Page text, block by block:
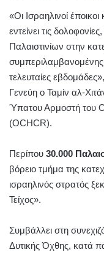
«Οι Ισραηλινοί
εντείνει τις
Παλαιστινίων στην
συμπεριλαμβανομένης
τελευταίες
Γενεύη ο Ταμίν αλ-
Ύπατου Αρμοστή του
(OCHCR).
Περίπου 30.000
βόρειο τμήμα της
ισραηλινός στρατός
Τείχος».
Συμβάλλει στη
Δυτικής Όχθης, κατά